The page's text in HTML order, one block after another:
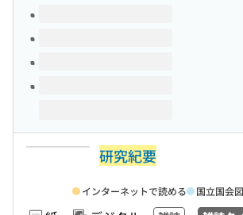
研究紀要
インターネットで読める 国立国会